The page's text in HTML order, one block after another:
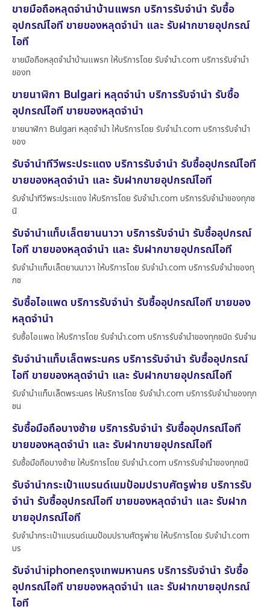
ขายมือถือหลุดจำนำบ้านแพรก บริการรับจำนำ รับซื้อ
อุปกรณ์ไอที ขายของหลุดจำนำ และ รับฝากขายอุปกรณ์
ไอที
ขายมือถือหลุดจำนำบ้านแพรก ให้บริการโดย รับจํานํา.com บริการรับจำนำ
ของท
ขายนาฬิกา Bulgari หลุดจำนำ บริการรับจำนำ รับซื้อ
อุปกรณ์ไอที ขายของหลุดจำนำ
ขายนาฬิกา Bulgari หลุดจำนำ ให้บริการโดย รับจํานํา.com บริการรับจำนำ
ของ
รับจำนำทีวีพระประแดง บริการรับจำนำ รับซื้ออุปกรณ์ไอที
ขายของหลุดจำนำ และ รับฝากขายอุปกรณ์ไอที
รับจำนำทีวีพระประแดง ให้บริการโดย รับจํานํา.com บริการรับจำนำของทุกช
นิ
รับจำนำแท็บเล็ตยานนาวา บริการรับจำนำ รับซื้ออุปกรณ์
ไอที ขายของหลุดจำนำ และ รับฝากขายอุปกรณ์ไอที
รับจำนำแท็บเล็ตยานนาวา ให้บริการโดย รับจํานํา.com บริการรับจำนำของทุ
กช
รับซื้อไอแพด บริการรับจำนำ รับซื้ออุปกรณ์ไอที ขายของ
หลุดจำนำ
รับซื้อไอแพด ให้บริการโดย รับจํานํา.com บริการรับจำนำของทุกชนิด รับจำน
รับจำนำแท็บเล็ตพระนคร บริการรับจำนำ รับซื้ออุปกรณ์
ไอที ขายของหลุดจำนำ และ รับฝากขายอุปกรณ์ไอที
รับจำนำแท็บเล็ตพระนคร ให้บริการโดย รับจํานํา.com บริการรับจำนำของทุก
ชน
รับซื้อมือถือบางซ้าย บริการรับจำนำ รับซื้ออุปกรณ์ไอที
ขายของหลุดจำนำ และ รับฝากขายอุปกรณ์ไอที
รับซื้อมือถือบางซ้าย ให้บริการโดย รับจํานํา.com บริการรับจำนำของทุกชนิ
รับจำนำกระเป๋าแบรนด์เนมป้อมปราบศัตรูพ่าย บริการรับ
จำนำ รับซื้ออุปกรณ์ไอที ขายของหลุดจำนำ และ รับฝาก
ขายอุปกรณ์ไอที
รับจำนำกระเป๋าแบรนด์เนมป้อมปราบศัตรูพ่าย ให้บริการโดย รับจํานํา.com
บร
รับจำนำiphoneกรุงเทพมหานคร บริการรับจำนำ รับซื้อ
อุปกรณ์ไอที ขายของหลุดจำนำ และ รับฝากขายอุปกรณ์
ไอที